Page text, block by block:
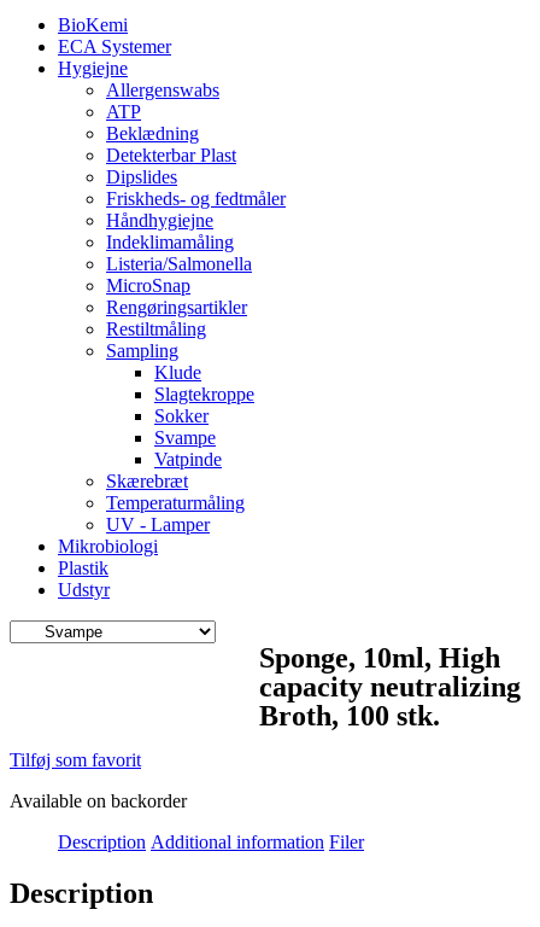
BioKemi
ECA Systemer
Hygiejne
Allergenswabs
ATP
Beklædning
Detekterbar Plast
Dipslides
Friskheds- og fedtmåler
Håndhygiejne
Indeklimamåling
Listeria/Salmonella
MicroSnap
Rengøringsartikler
Restiltmåling
Sampling
Klude
Slagtekroppe
Sokker
Svampe
Vatpinde
Skærebræt
Temperaturmåling
UV - Lamper
Mikrobiologi
Plastik
Udstyr
Sponge, 10ml, High
capacity neutralizing
Broth, 100 stk.
Tilføj som favorit
Available on backorder
Description Additional information Filer
Description